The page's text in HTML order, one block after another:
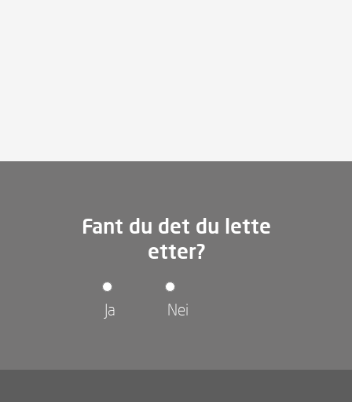
Fant du det du lette
etter?
Ja Nei